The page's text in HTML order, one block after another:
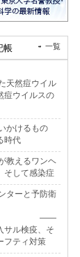
帳 一覧
天然痘ウイル
痘ウイルスの
かけるもの
時代
教えるワンヘ
して感染症
ターと予防衛
サル検疫、そ
フティ対策